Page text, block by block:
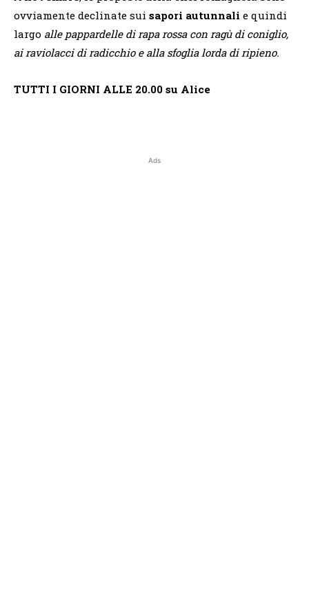
ovviamente declinate sui sapori autunnali e quindi
largo alle pappardelle di rapa rossa con ragù di coniglio,
ai raviolacci di radicchio e alla sfoglia lorda di ripieno.
TUTTI I GIORNI ALLE 20.00 su Alice
Ads